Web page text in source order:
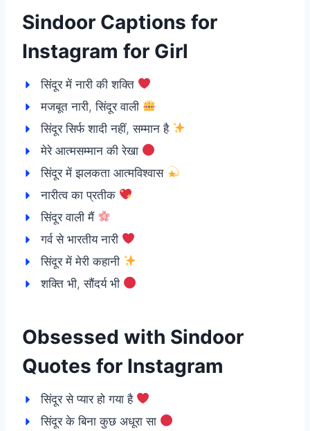
Sindoor Captions for
Instagram for Girl
सिंदूर में नारी की शक्ति
मजबूत नारी, सिंदूर वाली
सिंदूर सिर्फ शादी नहीं, सम्मान है
मेरे आत्मसम्मान की रेखा
सिंदूर में झलकता आत्मविश्वास
नारीत्व का प्रतीक
सिंदूर वाली मैं
गर्व से भारतीय नारी
सिंदूर में मेरी कहानी
शक्ति भी, सौंदर्य भी
Obsessed with Sindoor
Quotes for Instagram
सिंदूर से प्यार हो गया है
सिंदूर के बिना कुछ अधूरा सा